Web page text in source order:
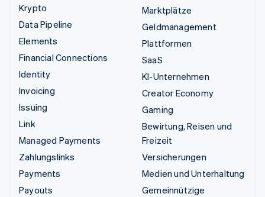
Krypto
Data Pipeline
Elements
Financial Connections
Identity
Invoicing
Issuing
Link
Managed Payments
Zahlungslinks
Payments
Payouts
Marktplätze
Geldmanagement
Plattformen
SaaS
KI-Unternehmen
Creator Economy
Gaming
Bewirtung, Reisen und
Freizeit
Versicherungen
Medien und Unterhaltung
Gemeinnützige